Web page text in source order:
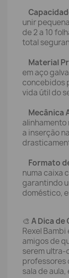
unir
de 2 a 10
total
Material
em aço
concebidos
vida útil do
Mecânica
alinhamento
a inserção
Formato
numa caixa
garantindo
doméstico,
🎨 A Dica de
Rexel Bambi
amigos de
serem ultra-
professores
sala de